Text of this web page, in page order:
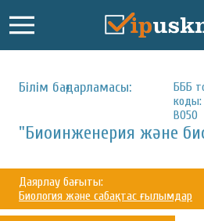
Білім бағдарламасы:
БББ
коды:
B050
"Биоинженерия және
Даярлау бағыты:
Биология және сабақтас ғылымдар